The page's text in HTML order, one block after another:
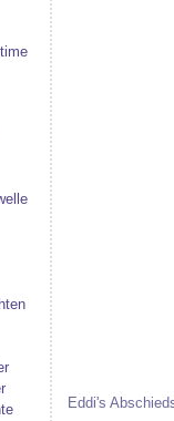
Eddi's